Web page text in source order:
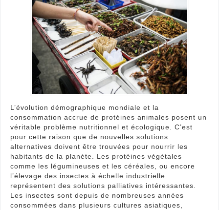
L’évolution démographique mondiale et la
consommation accrue de protéines animales posent un
véritable problème nutritionnel et écologique. C’est
pour cette raison que de nouvelles solutions
alternatives doivent être trouvées pour nourrir les
habitants de la planète. Les protéines végétales
comme les légumineuses et les céréales, ou encore
l’élevage des insectes à échelle industrielle
représentent des solutions palliatives intéressantes.
Les insectes sont depuis de nombreuses années
consommées dans plusieurs cultures asiatiques,